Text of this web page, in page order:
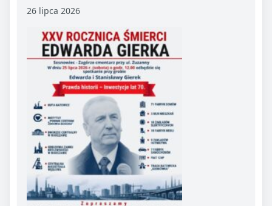
26 lipca 2026